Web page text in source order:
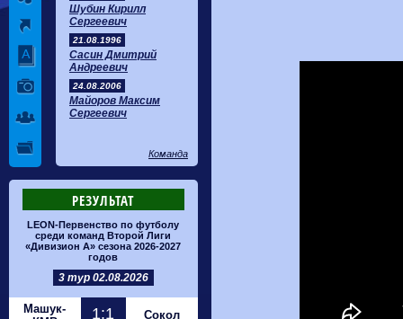
Шубин Кирилл
Сергеевич
21.08.1996
Сасин Дмитрий
Андреевич
24.08.2006
Майоров Максим
Сергеевич
Команда
РЕЗУЛЬТАТ
LEON-Первенство по футболу
среди команд Второй Лиги
«Дивизион А» сезона 2026-2027
годов
3 тур 02.08.2026
Машук-
1:1 Сокол